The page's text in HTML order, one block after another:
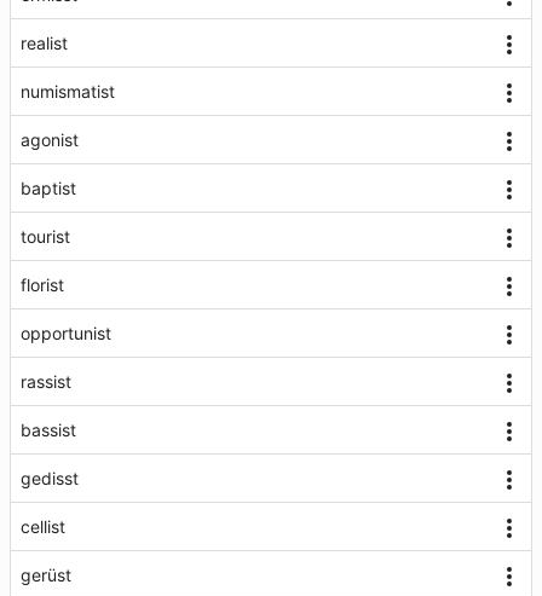
realist
numismatist
agonist
baptist
tourist
florist
opportunist
rassist
bassist
gedisst
cellist
gerüst